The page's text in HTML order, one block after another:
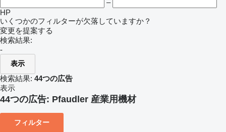
–
HP
いくつかのフィルターが欠落していますか？
変更を提案する
検索結果:
-
表示
検索結果: 44つの広告
表示
44つの広告: Pfaudler 産業用機材
フィルター